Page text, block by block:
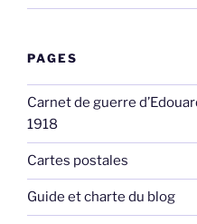
PAGES
Carnet de guerre
1918
Cartes postales
Guide et charte du blog